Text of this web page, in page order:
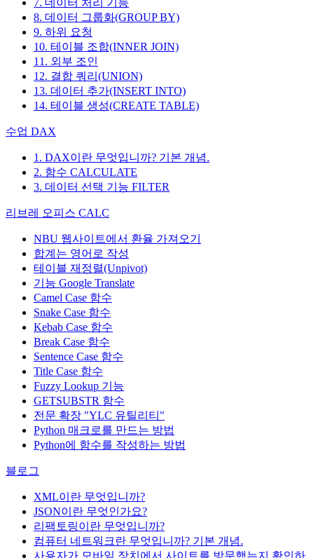
7. 데이터 처리 기능
8. 데이터 그룹화(GROUP BY)
9. 하위 요청
10. 테이블 조합(INNER JOIN)
11. 외부 조인
12. 결합 쿼리(UNION)
13. 데이터 추가(INSERT INTO)
14. 테이블 생성(CREATE TABLE)
수업 DAX
1. DAX이란 무엇입니까? 기본 개념.
2. 함수 CALCULATE
3. 데이터 선택 기능 FILTER
리브레 오피스 CALC
NBU 웹사이트에서 환율 가져오기
합계는 영어로 작성
테이블 재정렬(Unpivot)
기능 Google Translate
Camel Case 함수
Snake Case 함수
Kebab Case 함수
Break Case 함수
Sentence Case 함수
Title Case 함수
Fuzzy Lookup 기능
GETSUBSTR 함수
전문 확장 "YLC 유틸리티"
Python 매크로를 만드는 방법
Python에 함수를 작성하는 방법
블로그
XML이란 무엇입니까?
JSON이란 무엇인가요?
리팩토링이란 무엇입니까?
컴퓨터 네트워크란 무엇입니까? 기본 개념.